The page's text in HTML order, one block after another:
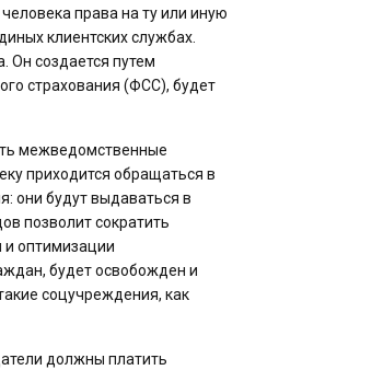
права на ту или иную
клиентских службах.
Он создается путем
страхования (ФСС), будет
межведомственные
приходится обращаться в
они будут выдаваться в
позволит сократить
и оптимизации
будет освобожден и
соцучреждения, как
должны платить